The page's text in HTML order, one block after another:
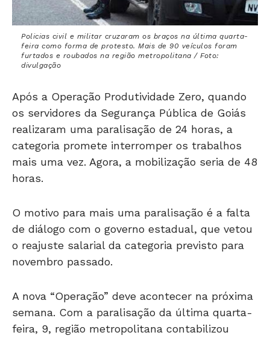
Policias civil e militar cruzaram os braços na última quarta-
feira como forma de protesto. Mais de 90 veículos foram
furtados e roubados na região metropolitana / Foto:
divulgação
os servidores da Segurança Pública de Goiás
realizaram uma paralisação de 24 horas, a
categoria promete interromper os trabalhos
mais uma vez. Agora, a mobilização seria de 48
horas.
de diálogo com o governo estadual, que vetou
o reajuste salarial da categoria previsto para
novembro passado.
semana. Com a paralisação da última quarta-
feira, 9, região metropolitana contabilizou
números recordes.